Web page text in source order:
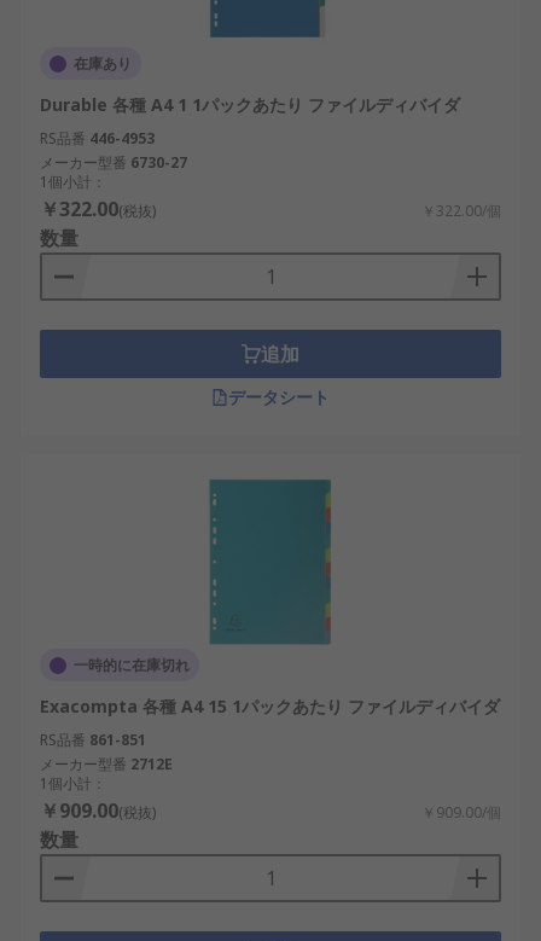
在庫あり
Durable 各種 A4 1 1パックあたり ファイルディバイダ
RS品番 446-4953
メーカー型番 6730-27
1個小計：
￥322.00(税抜) ￥322.00/個
数量
追加
データシート
一時的に在庫切れ
Exacompta 各種 A4 15 1パックあたり ファイルディバイダ
RS品番 861-851
メーカー型番 2712E
1個小計：
￥909.00(税抜) ￥909.00/個
数量